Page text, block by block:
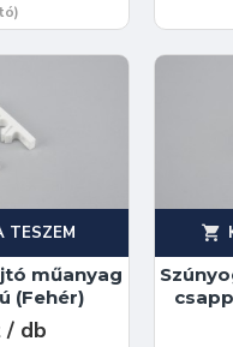
műanyag
(Fehér)
/ db
TESZEM